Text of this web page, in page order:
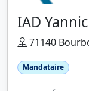
IAD
71140
Mandataire